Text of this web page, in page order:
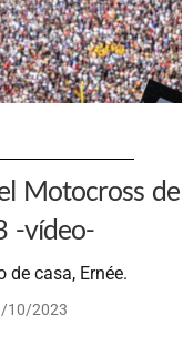
Motocross de
-vídeo-
de casa, Ernée.
10/2023